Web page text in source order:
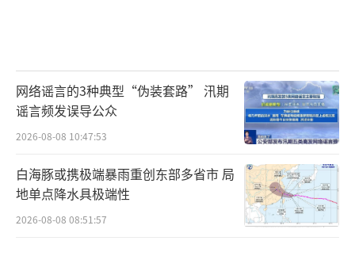
网络谣言的3种典型“伪装套路” 汛期
谣言频发误导公众
2026-08-08 10:47:53
白海豚或携极端暴雨重创东部多省市 局
地单点降水具极端性
2026-08-08 08:51:57